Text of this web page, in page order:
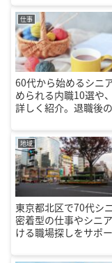
す。
仕事
60代から始めるシニ
められる内職10選や
詳しく紹介。退職後
地域
東京都北区で70代シ
密着型の仕事やシニ
ける職場探しをサポー